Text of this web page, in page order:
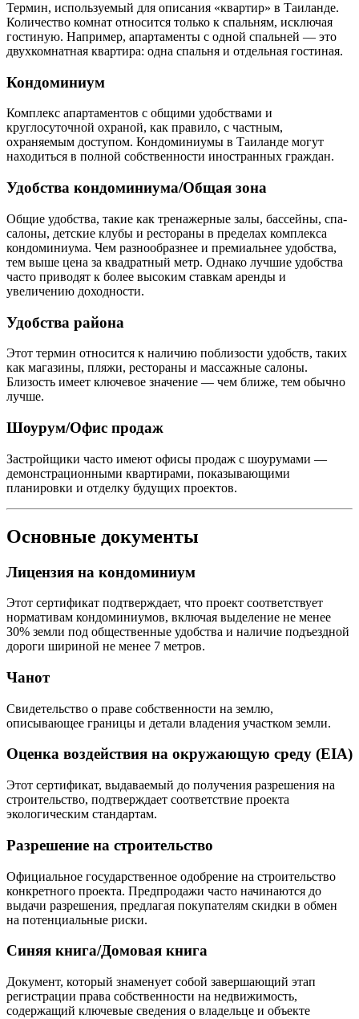
Термин, используемый для описания «квартир» в Таиланде.
Количество комнат относится только к спальням, исключая
гостиную. Например, апартаменты с одной спальней — это
двухкомнатная квартира: одна спальня и отдельная гостиная.
Кондоминиум
Комплекс апартаментов с общими удобствами и
круглосуточной охраной, как правило, с частным,
охраняемым доступом. Кондоминиумы в Таиланде могут
находиться в полной собственности иностранных граждан.
Удобства кондоминиума/Общая зона
Общие удобства, такие как тренажерные залы, бассейны, спа-
салоны, детские клубы и рестораны в пределах комплекса
кондоминиума. Чем разнообразнее и премиальнее удобства,
тем выше цена за квадратный метр. Однако лучшие удобства
часто приводят к более высоким ставкам аренды и
увеличению доходности.
Удобства района
Этот термин относится к наличию поблизости удобств, таких
как магазины, пляжи, рестораны и массажные салоны.
Близость имеет ключевое значение — чем ближе, тем обычно
лучше.
Шоурум/Офис продаж
Застройщики часто имеют офисы продаж с шоурумами —
демонстрационными квартирами, показывающими
планировки и отделку будущих проектов.
Основные документы
Лицензия на кондоминиум
Этот сертификат подтверждает, что проект соответствует
нормативам кондоминиумов, включая выделение не менее
30% земли под общественные удобства и наличие подъездной
дороги шириной не менее 7 метров.
Чанот
Свидетельство о праве собственности на землю,
описывающее границы и детали владения участком земли.
Оценка воздействия на окружающую среду (EIA)
Этот сертификат, выдаваемый до получения разрешения на
строительство, подтверждает соответствие проекта
экологическим стандартам.
Разрешение на строительство
Официальное государственное одобрение на строительство
конкретного проекта. Предпродажи часто начинаются до
выдачи разрешения, предлагая покупателям скидки в обмен
на потенциальные риски.
Синяя книга/Домовая книга
Документ, который знаменует собой завершающий этап
регистрации права собственности на недвижимость,
содержащий ключевые сведения о владельце и объекте